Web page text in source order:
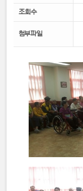
조회수
첨부파일